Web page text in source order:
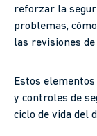
reforzar la
problemas,
las revisiones
Estos
y controles de
ciclo de vida del